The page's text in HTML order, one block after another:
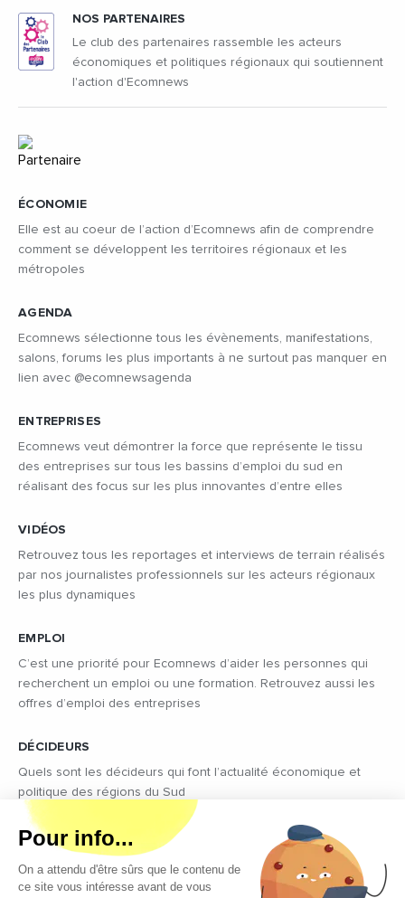
ÉCONOMIE
Elle est au coeur de l’action d’Ecomnews afin de comprendre
comment se développent les territoires régionaux et les
métropoles
AGENDA
Ecomnews sélectionne tous les évènements, manifestations,
salons, forums les plus importants à ne surtout pas manquer en
lien avec @ecomnewsagenda
ENTREPRISES
Ecomnews veut démontrer la force que représente le tissu
des entreprises sur tous les bassins d’emploi du sud en
réalisant des focus sur les plus innovantes d’entre elles
VIDÉOS
Retrouvez tous les reportages et interviews de terrain réalisés
par nos journalistes professionnels sur les acteurs régionaux
les plus dynamiques
EMPLOI
C’est une priorité pour Ecomnews d’aider les personnes qui
recherchent un emploi ou une formation. Retrouvez aussi les
offres d’emploi des entreprises
DÉCIDEURS
Quels sont les décideurs qui font l’actualité économique et
politique des régions du Sud
NOS PARTENAIRES
Le club des partenaires rassemble les acteurs
économiques et politiques régionaux qui soutiennent
l'action d'Ecomnews